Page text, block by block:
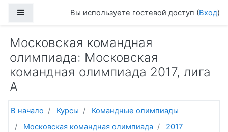
Боковая панельВы используете гостевой доступ (Вход)
Московская командная
олимпиада: Московская
командная олимпиада 2017, лига
А
В начало Курсы
Командные олимпиады
Московская командная олимпиада
2017